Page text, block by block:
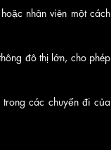
nhân viên một cách
đô thị lớn, cho phép
các chuyến đi của